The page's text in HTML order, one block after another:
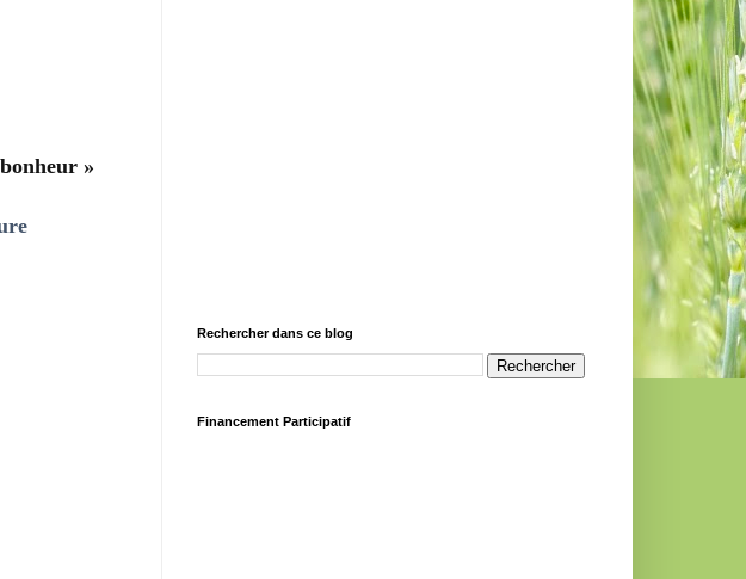
»
Rechercher dans ce blog
Financement Participatif